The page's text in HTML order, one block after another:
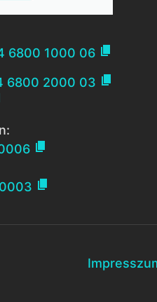
6800 1000 06 
6800 2000 03 

